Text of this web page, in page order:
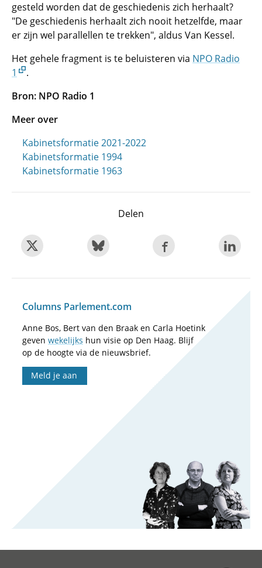
gesteld worden dat de geschiedenis zich herhaalt?
"De geschiedenis herhaalt zich nooit hetzelfde, maar
er zijn wel parallellen te trekken", aldus Van Kessel.
Het gehele fragment is te beluisteren via NPO Radio
1
.
Bron: NPO Radio 1
Meer over
Kabinetsformatie 2021-2022
Kabinetsformatie 1994
Kabinetsformatie 1963
Delen
Columns Parlement.com
Anne Bos, Bert van den Braak en Carla Hoetink
geven wekelijks hun visie op Den Haag. Blijf
op de hoogte via de nieuwsbrief.
Meld je aan